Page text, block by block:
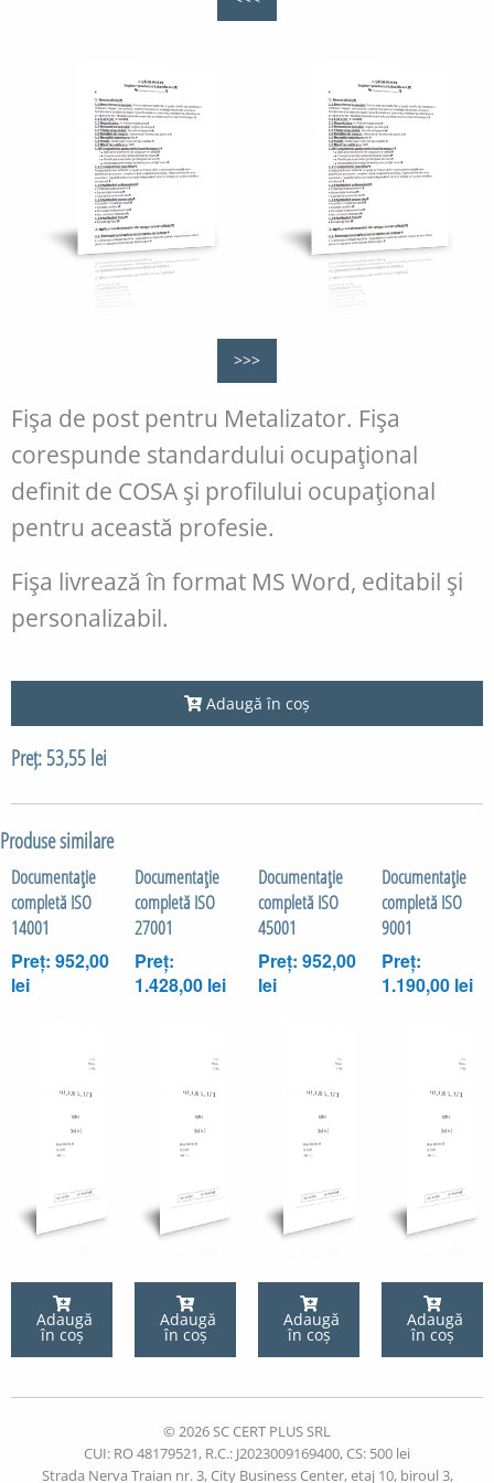
>>>
Fişa de post pentru Metalizator. Fişa
corespunde standardului ocupaţional
definit de COSA şi profilului ocupaţional
pentru această profesie.
Fişa livrează în format MS Word, editabil şi
personalizabil.
Adaugă în coș
Preț: 53,55 lei
Produse similare
Documentaţie
completă ISO
14001
Preț: 952,00
lei
Adaugă
în coș
Documentaţie
completă ISO
27001
Preț:
1.428,00 lei
Adaugă
în coș
Documentaţie
completă ISO
45001
Preț: 952,00
lei
Adaugă
în coș
Documentaţie
completă ISO
9001
Preț:
1.190,00 lei
Adaugă
în coș
© 2026 SC CERT PLUS SRL
CUI: RO 48179521, R.C.: J2023009169400, CS: 500 lei
Strada Nerva Traian nr. 3, City Business Center, etaj 10, biroul 3,